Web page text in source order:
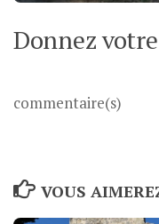
Donnez
commentaire(s)
VOUS